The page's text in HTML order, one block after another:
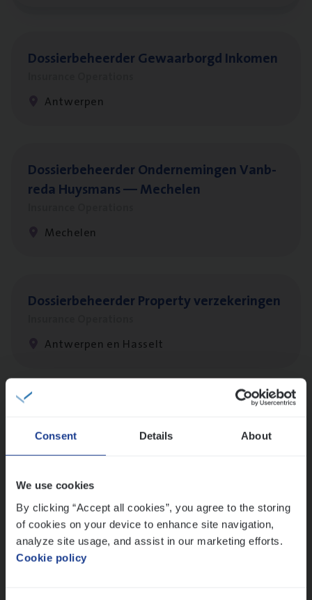
Consent Details About
We use cookies
By clicking “Accept all cookies”, you agree to the storing
of cookies on your device to enhance site navigation,
analyze site usage, and assist in our marketing efforts.
Cookie policy
Dos­sier­be­heer­der Gewaar­borgd Inkomen
Antwerpen
Dos­sier­be­heer­der Onder­ne­min­gen Van­b­
re­da Huys­mans — Mechelen
Mechelen
Dos­sier­be­heer­der Pro­per­ty verzekeringen
Antwerpen en Hasselt
Insurance Operations
Antwerpen
Busi­ness Mana­ger Mari­ne Cargo
People Management, Sales Management
Antwerpen